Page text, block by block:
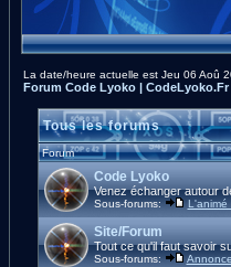
La date/heure actuelle est Jeu 06 Aoû
Forum Code Lyoko |
Tous les forums
Forum
Code Lyoko
Venez échanger autour
Sous-forums: L'animé
Site/Forum
Tout ce qu'il faut savoir
Sous-forums: